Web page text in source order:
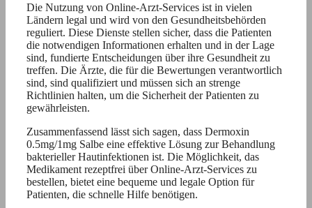
Die Nutzung von Online-Arzt-Services ist in vielen
Ländern legal und wird von den Gesundheitsbehörden
reguliert. Diese Dienste stellen sicher, dass die Patienten
die notwendigen Informationen erhalten und in der Lage
sind, fundierte Entscheidungen über ihre Gesundheit zu
treffen. Die Ärzte, die für die Bewertungen verantwortlich
sind, sind qualifiziert und müssen sich an strenge
Richtlinien halten, um die Sicherheit der Patienten zu
gewährleisten.
Zusammenfassend lässt sich sagen, dass Dermoxin
0.5mg/1mg Salbe eine effektive Lösung zur Behandlung
bakterieller Hautinfektionen ist. Die Möglichkeit, das
Medikament rezeptfrei über Online-Arzt-Services zu
bestellen, bietet eine bequeme und legale Option für
Patienten, die schnelle Hilfe benötigen.